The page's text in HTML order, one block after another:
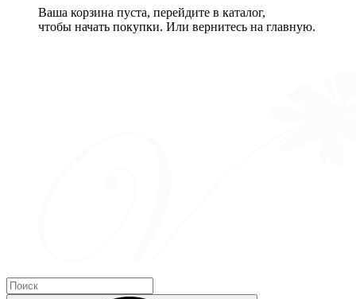
Ваша корзина пуста, перейдите в каталог,
чтобы начать покупки. Или вернитесь на главную.